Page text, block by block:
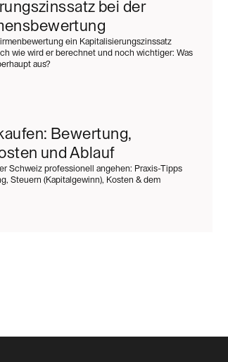
bei der
ein Kapitalisierungszinssatz
wie wird er berechnet und noch wichtiger: Was
aus?
Bewertung,
und Ablauf
Schweiz professionell angehen: Praxis-Tipps
Steuern (Kapitalgewinn), Kosten & dem